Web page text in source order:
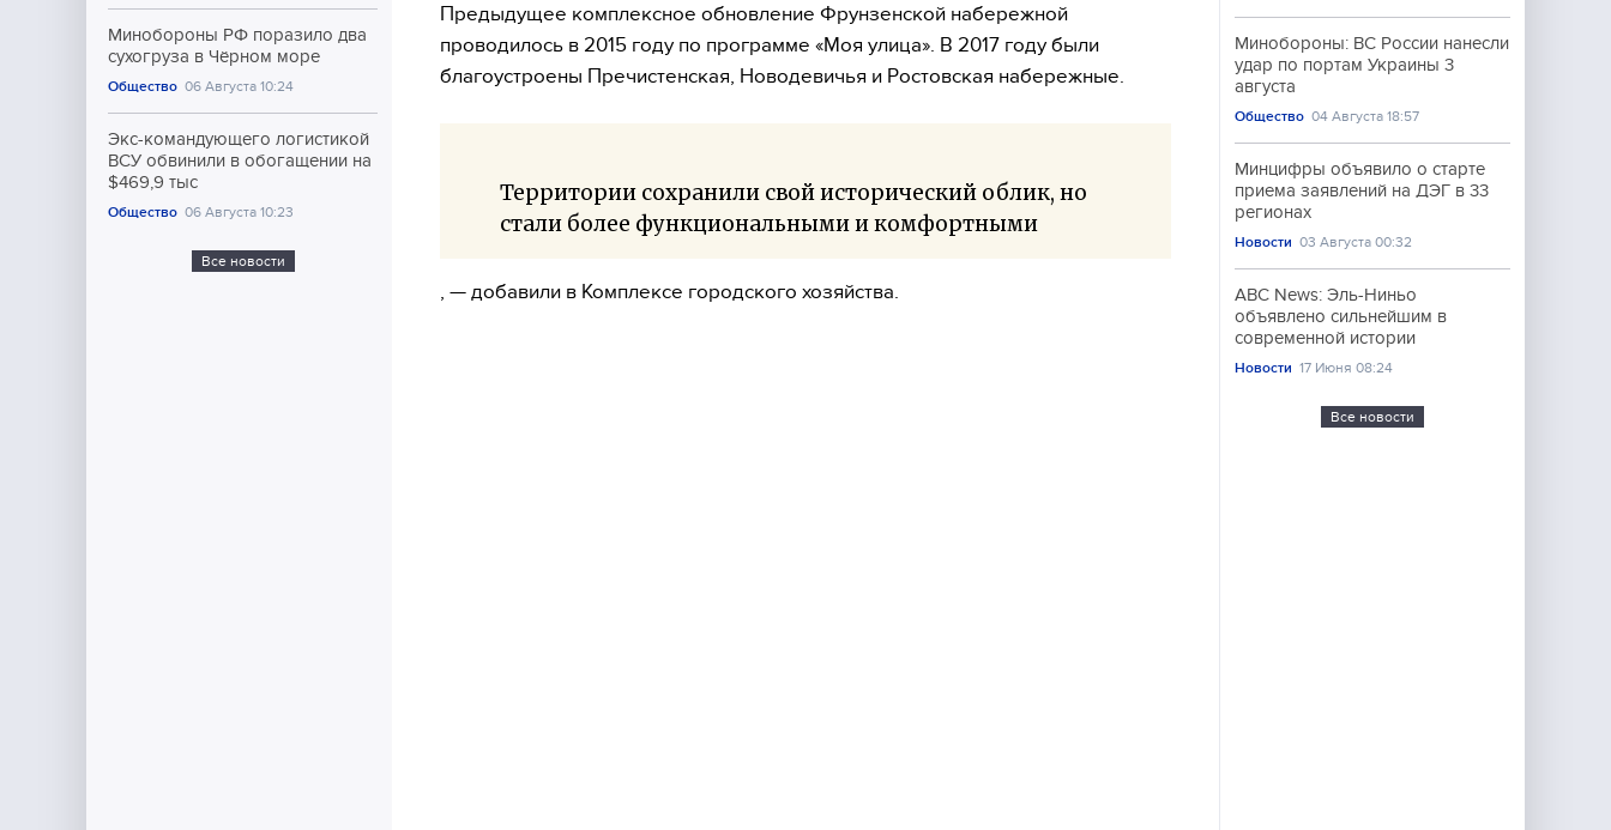
Минобороны РФ поразило два
сухогруза в Чёрном море
Общество 06 Августа 10:24
Экс-командующего логистикой
ВСУ обвинили в обогащении на
$469,9 тыс
Общество 06 Августа 10:23
Все новости
Предыдущее комплексное обновление Фрунзенской набережной
проводилось в 2015 году по программе «Моя улица». В 2017 году были
благоустроены Пречистенская, Новодевичья и Ростовская набережные.
Территории сохранили свой исторический облик, но
стали более функциональными и комфортными
, — добавили в Комплексе городского хозяйства.
Минобороны: ВС России нанесли
удар по портам Украины 3
августа
Общество 04 Августа 18:57
Минцифры объявило о старте
приема заявлений на ДЭГ в 33
регионах
Новости 03 Августа 00:32
ABC News: Эль-Ниньо
объявлено сильнейшим в
современной истории
Новости 17 Июня 08:24
Все новости